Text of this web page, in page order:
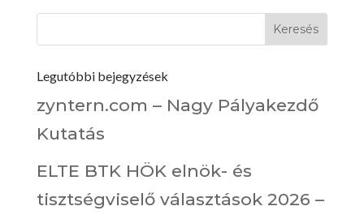
Legutóbbi bejegyzések
zyntern.com – Nagy Pályakezdő
Kutatás
ELTE BTK HÖK elnök- és
tisztségviselő választások 2026 –